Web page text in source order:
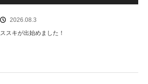
2026.08.3
ススキが出始めました！